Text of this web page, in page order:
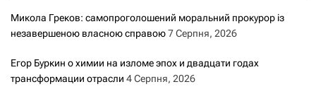
Микола Греков: самопроголошений моральний прокурор із
незавершеною власною справою7 Серпня, 2026
Егор Буркин о химии на изломе эпох и двадцати годах
трансформации отрасли 4 Серпня, 2026